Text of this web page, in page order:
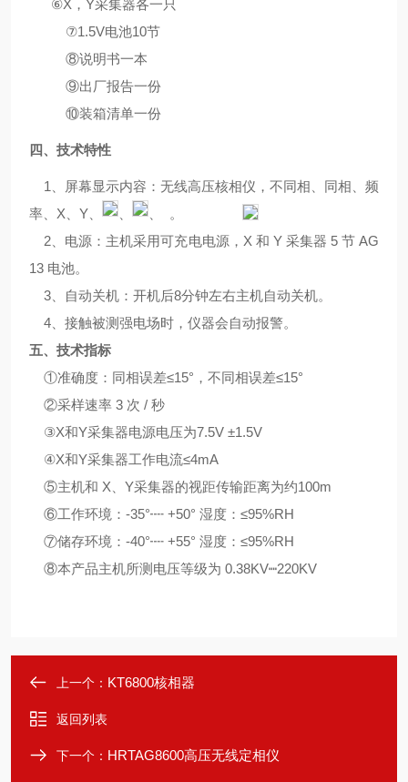
⑥X ， Y采集器各一只
⑦1.5V电池10节
⑧说明书一本
⑨出厂报告一份
⑩装箱清单一份
四、技术特性
1
、屏幕显示内容：无线高压核相仪，不同相、同相、频
率、 X Y
、 。
2 、电源：主机采用可充电电源， X 和 Y 采集器 5 节AG
13 电池。
3 、自动关机：开机后8分钟左右主机自动关机。
4 、接触被测强电场时，仪器会自动报警。
五、技术指标
①准确度：同相误差≤15°，不同相误差≤15°
②采样速率 3 次 / 秒
③X和Y采集器电源电压为7.5V ±1.5V
④X和Y采集器工作电流≤4mA
⑤主机和 X Y采集器的视距传输距离为约100m
⑥工作环境： -35°┉ +50° 湿度：≤95%RH
⑦储存环境： -40°┉ +55° 湿度：≤95%RH
⑧本产品主机所测电压等级为 0.38KV┉220KV
上一个： KT6800核相器
返回列表
下一个： HRTAG8600高压无线定相仪